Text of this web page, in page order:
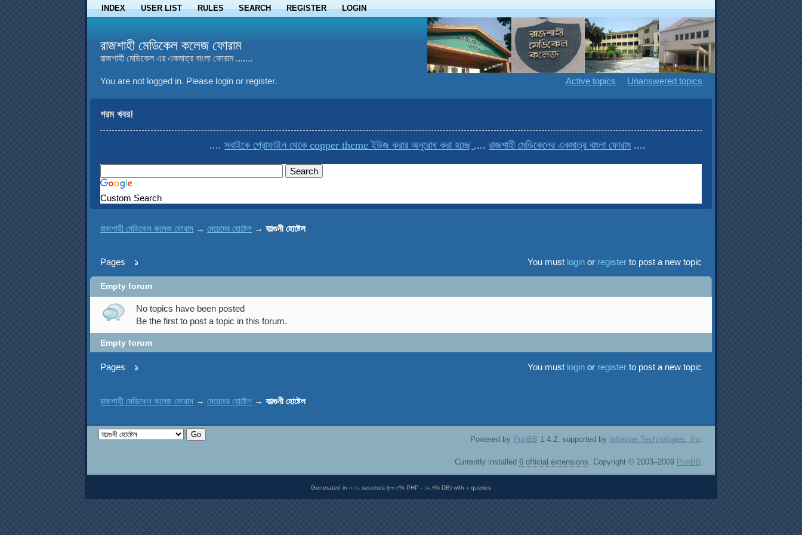
INDEX USER LIST RULES SEARCH REGISTER LOGIN
রাজশাহী মেডিকেল কলেজ ফোরাম
রাজশাহী মেডিকেল এর একমাত্র বাংলা ফোরাম .......
You are not logged in. Please login or register. Active topics Unanswered topics
গরম খবর!
....সবাইকে প্রোফাইল থেকে copper theme ইউজ করার অনুরোধ করা হচ্ছে....রাজশাহী মেডিকেলের একমাত্র বাংলা ফোরাম....
Custom Search
রাজশাহী মেডিকেল কলেজ ফোরাম →মেয়েদের হোষ্টেল →ফাল্গুনী হোষ্টেল
Pages ১ You must loginor registerto post a new topic
Empty forum
No topics have been posted
Be the first to post a topic in this forum.
Empty forum
Pages ১ You must loginor registerto post a new topic
রাজশাহী মেডিকেল কলেজ ফোরাম →মেয়েদের হোষ্টেল →ফাল্গুনী হোষ্টেল
Powered by PunBB 1.4.2, supported by Informer Technologies, Inc.
Currently installed 6 official extensions. Copyright © 2003–2009 PunBB.
Generated in ০.০২ seconds (৮০.৩% PHP - ১৯.৭% DB) with ৯ queries